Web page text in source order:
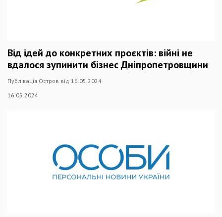
Від ідей до конкретних проєктів: війні не
вдалося зупинити бізнес Дніпропетровщини
Публікація Остров від 16.05.2024
16.05.2024